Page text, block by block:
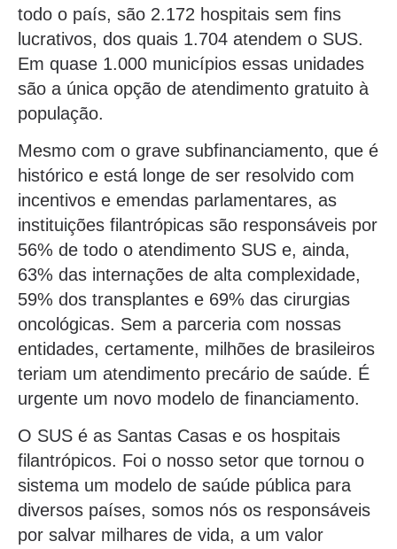
todo o país, são 2.172 hospitais sem fins
lucrativos, dos quais 1.704 atendem o SUS.
Em quase 1.000 municípios essas unidades
são a única opção de atendimento gratuito à
população.
Mesmo com o grave subfinanciamento, que é
histórico e está longe de ser resolvido com
incentivos e emendas parlamentares, as
instituições filantrópicas são responsáveis por
56% de todo o atendimento SUS e, ainda,
63% das internações de alta complexidade,
59% dos transplantes e 69% das cirurgias
oncológicas. Sem a parceria com nossas
entidades, certamente, milhões de brasileiros
teriam um atendimento precário de saúde. É
urgente um novo modelo de financiamento.
O SUS é as Santas Casas e os hospitais
filantrópicos. Foi o nosso setor que tornou o
sistema um modelo de saúde pública para
diversos países, somos nós os responsáveis
por salvar milhares de vida, a um valor